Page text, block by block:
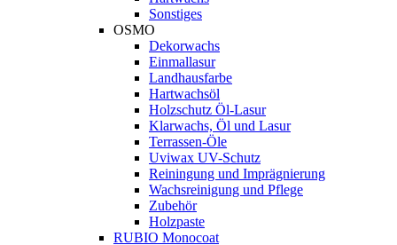
Sonstiges
OSMO
Dekorwachs
Einmallasur
Landhausfarbe
Hartwachsöl
Holzschutz Öl-Lasur
Klarwachs, Öl und Lasur
Terrassen-Öle
Uviwax UV-Schutz
Reiningung und Imprägnierung
Wachsreinigung und Pflege
Zubehör
Holzpaste
RUBIO Monocoat